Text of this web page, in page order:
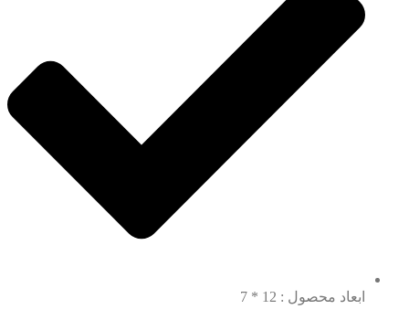
ابعاد محصول : 12 * 7